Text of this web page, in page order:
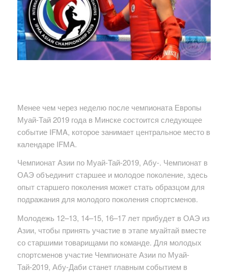
Менее чем через неделю после чемпионата Европы
Муай-Тай 2019 года в Минске состоится следующее
событие IFMA, которое занимает центральное место в
календаре IFMA.
Чемпионат Азии по Муай-Тай-2019, Абу-. Чемпионат в
ОАЭ объединит старшее и молодое поколение, здесь
опыт старшего поколения может стать образцом для
подражания для молодого поколения спортсменов.
Молодежь 12–13, 14–15, 16–17 лет прибудет в ОАЭ из
Азии, чтобы принять участие в этапе муайтай вместе
со старшими товарищами по команде. Для молодых
спортсменов участие Чемпионате Азии по Муай-
Тай-2019, Абу-Даби станет главным событием в